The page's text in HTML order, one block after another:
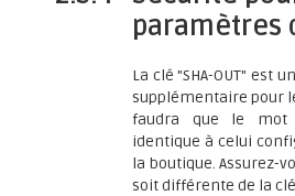
paramètres
La clé "SHA-OUT" est
supplémentaire pour
faudra que le mot
identique à celui
la boutique. Assurez-
soit différente de la clé